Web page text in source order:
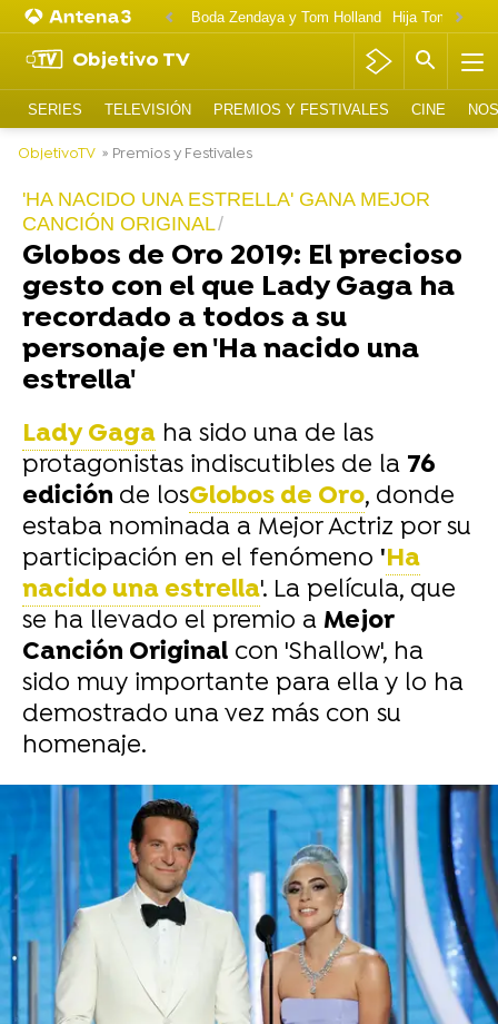
Boda Zendaya y Tom Holland Hija Tom
Objetivo TV
SERIES TELEVISIÓN PREMIOS Y FESTIVALES CINE
ObjetivoTV » Premios y Festivales
'HA NACIDO UNA ESTRELLA' GANA MEJOR
CANCIÓN ORIGINAL
Globos de Oro 2019: El precioso
gesto con el que Lady Gaga ha
recordado a todos a su
personaje en 'Ha nacido una
estrella'
Lady Gaga ha sido una de las
protagonistas indiscutibles de la 76
edición de losGlobos de Oro, donde
estaba nominada a Mejor Actriz por su
participación en el fenómeno 'Ha
nacido una estrella'. La película, que
se ha llevado el premio a Mejor
Canción Original con 'Shallow', ha
sido muy importante para ella y lo ha
demostrado una vez más con su
homenaje.
-